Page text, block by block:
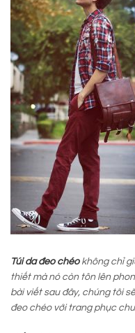
Túi da đeo chéokhông chỉ
thiết mà nó còn tôn lên
bài viết sau đây, chúng tôi
đeo chéo với trang phục